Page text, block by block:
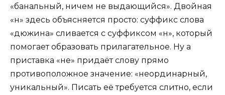
«банальный, ничем не выдающийся». Двойная
«н» здесь объясняется просто: суффикс слова
«дюжина» сливается с суффиксом «н», который
помогает образовать прилагательное. Ну а
приставка «не» придаёт слову прямо
противоположное значение: «неординарный,
уникальный». Писать её требуется слитно, если